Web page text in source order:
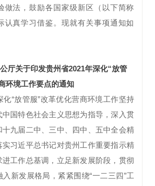
做法，鼓励各国家级新区（以下简称
认真学习借鉴。现就有关事项通知如
厅关于印发贵州省2021年深化“放管
环境工作要点的通知
化“放管服”改革优化营商环境工作坚持
中国特色社会主义思想为指导，深入贯
九届二中、三中、四中、五中全会精
习近平总书记对贵州工作重要指示精
工作总基调，立足新发展阶段，贯彻
新发展格局，紧紧围绕“一二三四”工